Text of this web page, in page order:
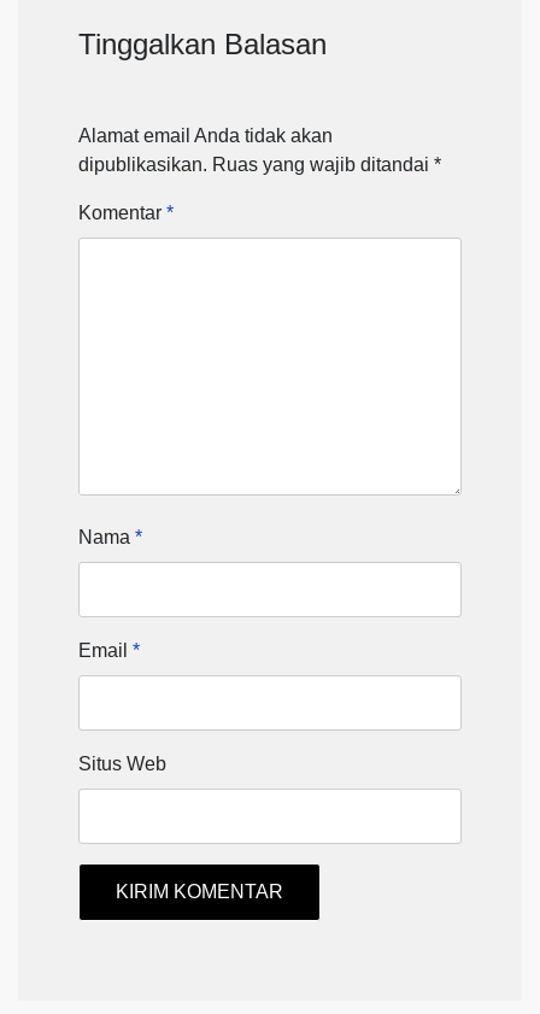
Tinggalkan Balasan
Alamat email Anda tidak akan
dipublikasikan. Ruas yang wajib ditandai *
Komentar *
Nama *
Email *
Situs Web